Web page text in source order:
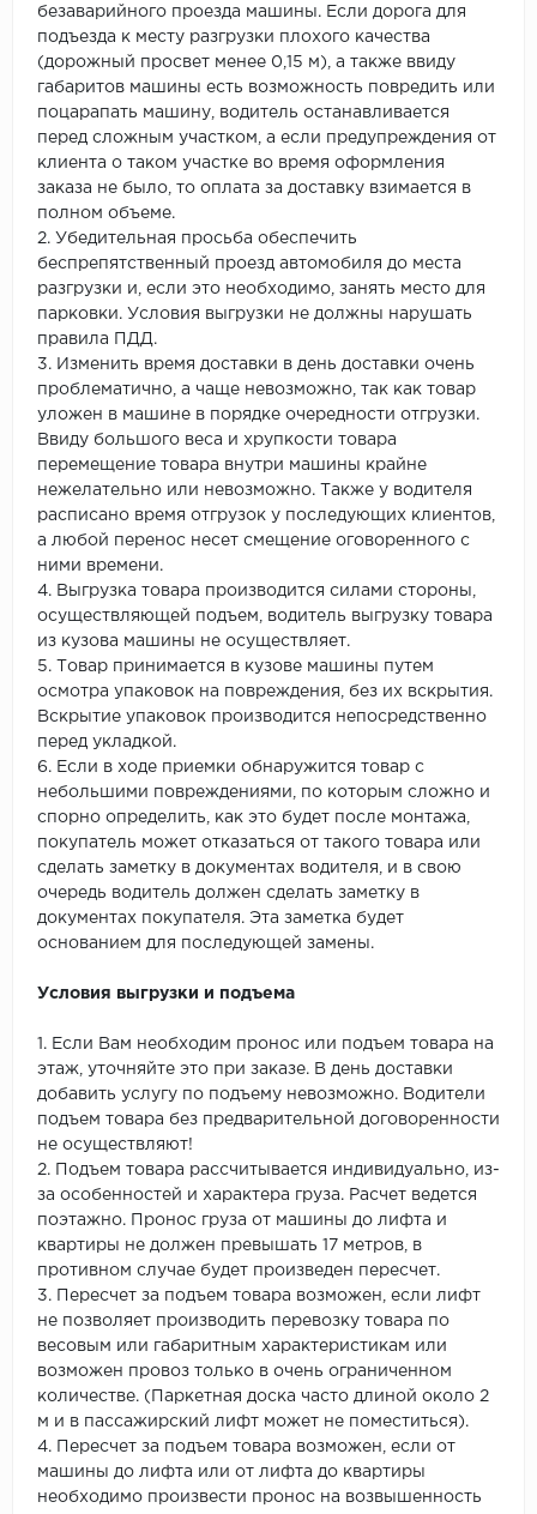
безаварийного проезда машины. Если дорога для
подъезда к месту разгрузки плохого качества
(дорожный просвет менее 0,15 м), а также ввиду
габаритов машины есть возможность повредить или
поцарапать машину, водитель останавливается
перед сложным участком, а если предупреждения от
клиента о таком участке во время оформления
заказа не было, то оплата за доставку взимается в
полном объеме.
2. Убедительная просьба обеспечить
беспрепятственный проезд автомобиля до места
разгрузки и, если это необходимо, занять место для
парковки. Условия выгрузки не должны нарушать
правила ПДД.
3. Изменить время доставки в день доставки очень
проблематично, а чаще невозможно, так как товар
уложен в машине в порядке очередности отгрузки.
Ввиду большого веса и хрупкости товара
перемещение товара внутри машины крайне
нежелательно или невозможно. Также у водителя
расписано время отгрузок у последующих клиентов,
а любой перенос несет смещение оговоренного с
ними времени.
4. Выгрузка товара производится силами стороны,
осуществляющей подъем, водитель выгрузку товара
из кузова машины не осуществляет.
5. Товар принимается в кузове машины путем
осмотра упаковок на повреждения, без их вскрытия.
Вскрытие упаковок производится непосредственно
перед укладкой.
6. Если в ходе приемки обнаружится товар с
небольшими повреждениями, по которым сложно и
спорно определить, как это будет после монтажа,
покупатель может отказаться от такого товара или
сделать заметку в документах водителя, и в свою
очередь водитель должен сделать заметку в
документах покупателя. Эта заметка будет
основанием для последующей замены.
Условия выгрузки и подъема
1. Если Вам необходим пронос или подъем товара на
этаж, уточняйте это при заказе. В день доставки
добавить услугу по подъему невозможно. Водители
подъем товара без предварительной договоренности
не осуществляют!
2. Подъем товара рассчитывается индивидуально, из-
за особенностей и характера груза. Расчет ведется
поэтажно. Пронос груза от машины до лифта и
квартиры не должен превышать 17 метров, в
противном случае будет произведен пересчет.
3. Пересчет за подъем товара возможен, если лифт
не позволяет производить перевозку товара по
весовым или габаритным характеристикам или
возможен провоз только в очень ограниченном
количестве. (Паркетная доска часто длиной около 2
м и в пассажирский лифт может не поместиться).
4. Пересчет за подъем товара возможен, если от
машины до лифта или от лифта до квартиры
необходимо произвести пронос на возвышенность